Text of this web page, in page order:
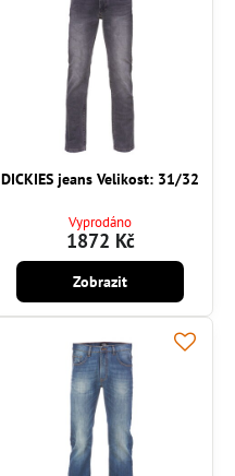
DICKIES jeans Velikost: 31/32
Vyprodáno
1872 Kč
Zobrazit